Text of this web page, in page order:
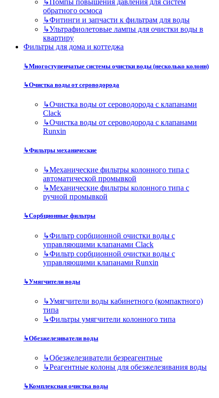
↳Помпы повышения давления для систем
обратного осмоса
↳Фитинги и запчасти к фильтрам для воды
↳Ультрафиолетовые лампы для очистки воды в
квартиру
Фильтры для дома и коттеджа
↳Многоступенчатые системы очистки воды (несколько колонн)
↳Очистка воды от сероводорода
↳Очистка воды от сероводорода с клапанами
Clack
↳Очистка воды от сероводорода с клапанами
Runxin
↳Фильтры механические
↳Механические фильтры колонного типа с
автоматической промывкой
↳Механические фильтры колонного типа с
ручной промывкой
↳Сорбционные фильтры
↳Фильтр сорбционной очистки воды с
управляющими клапанами Clack
↳Фильтр сорбционной очистки воды с
управляющими клапанами Runxin
↳Умягчители воды
↳Умягчители воды кабинетного (компактного)
типа
↳Фильтры умягчители колонного типа
↳Обезжелезиватели воды
↳Обезжелезиватели безреагентные
↳Реагентные колоны для обезжелезивания воды
↳Комплексная очистка воды